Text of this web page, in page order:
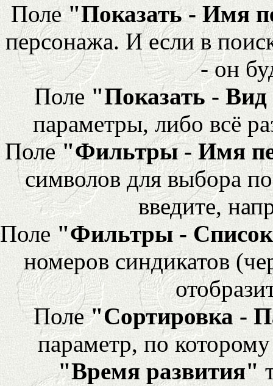
Поле"Показать - Имя
персонажа. И если в
- он
Поле "Показать -
параметры, либо всё
Поле"Фильтры - Имя
символов для выбора
введите,
Поле "Фильтры -
номеров синдикатов
Поле"Сортировка -
параметр, по
"Время развития"